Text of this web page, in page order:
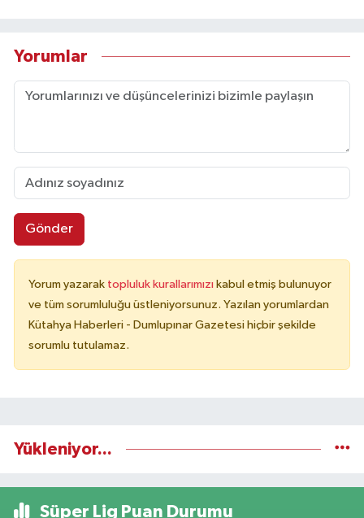
Yorumlar
Gönder
Yorum yazarak topluluk kurallarımızı kabul etmiş bulunuyor
ve tüm sorumluluğu üstleniyorsunuz. Yazılan yorumlardan
Kütahya Haberleri - Dumlupınar Gazetesi hiçbir şekilde
sorumlu tutulamaz.
Yükleniyor...
Süper Lig Puan Durumu